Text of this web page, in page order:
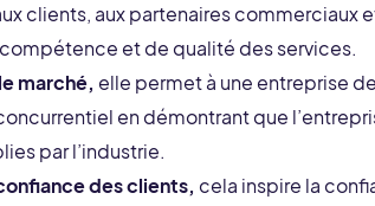
clients, aux partenaires commerciaux
et de qualité des services.
marché, elle permet à une entreprise
en démontrant que
par l’industrie.
des clients, cela inspire la